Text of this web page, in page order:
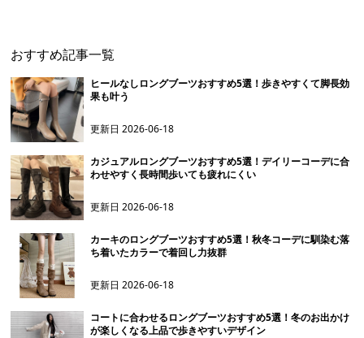
おすすめ記事一覧
ヒールなしロングブーツおすすめ5選！歩きやすくて脚長効
果も叶う
更新日2026-06-18
カジュアルロングブーツおすすめ5選！デイリーコーデに合
わせやすく長時間歩いても疲れにくい
更新日2026-06-18
カーキのロングブーツおすすめ5選！秋冬コーデに馴染む落
ち着いたカラーで着回し力抜群
更新日2026-06-18
コートに合わせるロングブーツおすすめ5選！冬のお出かけ
が楽しくなる上品で歩きやすいデザイン